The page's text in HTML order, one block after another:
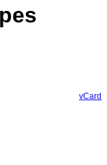
vCard